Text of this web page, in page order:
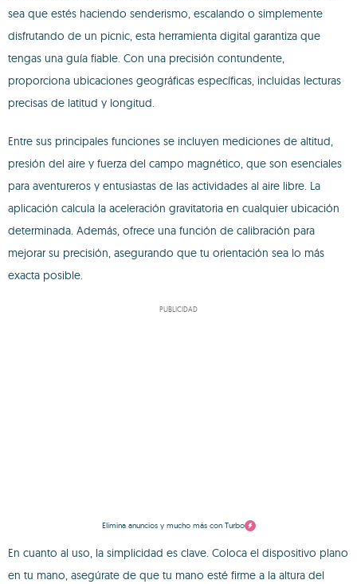
sea que estés haciendo senderismo, escalando o simplemente
disfrutando de un picnic, esta herramienta digital garantiza que
tengas una guía fiable. Con una precisión contundente,
proporciona ubicaciones geográficas específicas, incluidas lecturas
precisas de latitud y longitud.
Entre sus principales funciones se incluyen mediciones de altitud,
presión del aire y fuerza del campo magnético, que son esenciales
para aventureros y entusiastas de las actividades al aire libre. La
aplicación calcula la aceleración gravitatoria en cualquier ubicación
determinada. Además, ofrece una función de calibración para
mejorar su precisión, asegurando que tu orientación sea lo más
exacta posible.
PUBLICIDAD
Elimina anuncios y mucho más con Turbo
En cuanto al uso, la simplicidad es clave. Coloca el dispositivo plano
en tu mano, asegúrate de que tu mano esté firme a la altura del